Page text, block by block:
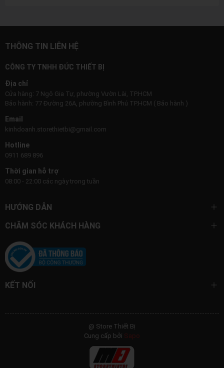
THÔNG TIN LIÊN HỆ
CÔNG TY TNHH ĐỨC THIẾT BỊ
Địa chỉ
Cửa hàng: 7 Ngô Gia Tự, phường Vườn Lài, TP.HCM
Bảo hành: 77 Đường 26A, phường Bình Phú TP.HCM ( Bảo hành )
Email
kinhdoanh.storethietbi@gmail.com
Hotline
0911 689 896
Thời gian hỗ trợ
08:00 - 22:00 các ngày trong tuần
HƯỚNG DẪN
CHĂM SÓC KHÁCH HÀNG
KẾT NỐI
@ Store Thiết Bị
Cung cấp bởi Sapo